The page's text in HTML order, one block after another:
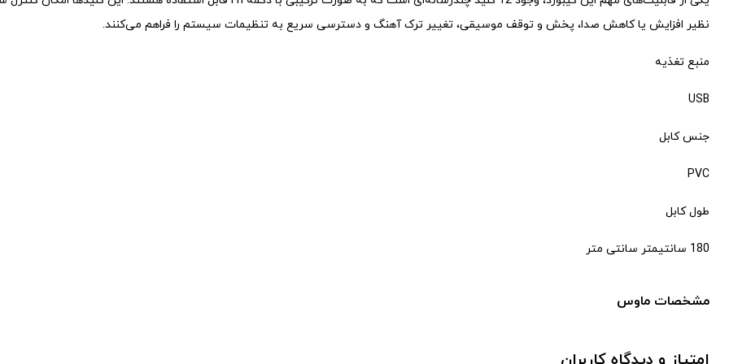
نظیر افزایش یا کاهش صدا، پخش و توقف موسیقی، تغییر ترک آهنگ و دسترسی سریع به تنظیمات سیستم را فراهم می‌کنند.
منبع تغذیه
USB
جنس کابل
PVC
طول کابل
180 سانتیمتر سانتی متر
مشخصات ماوس